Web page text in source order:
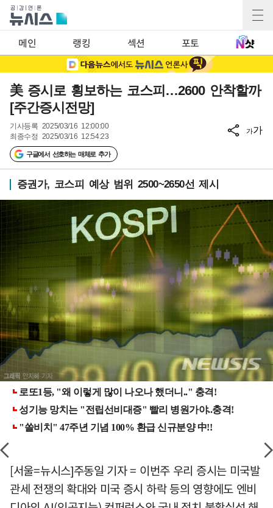
메인 랭킹 섹션 포토
美 증시로 횡보하는 코스피…2600 안착할까
[주간증시전망]
기사등록 2025/03/16 12:00:00
최종수정 2025/03/16 12:54:23
구글에서 선호하는 매체로 추가
가가
증권가, 코스피 예상 범위 2500~2650선 제시
[서울=뉴시스]주동일 기자 = 이번주 우리 증시는 미국발
관세 전쟁의 확대와 미국 증시 하락 등의 영향에도 엔비